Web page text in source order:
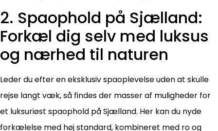
2. Spaophold på Sjælland:
Forkæl dig selv med luksus
og nærhed til naturen
Leder du efter en eksklusiv spaoplevelse uden at skulle
rejse langt væk, så findes der masser af muligheder for
et luksuriøst spaophold på Sjælland. Her kan du nyde
forkælelse med høj standard, kombineret med ro og